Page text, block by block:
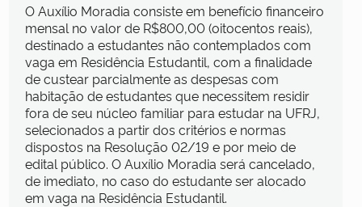
O Auxílio Moradia consiste em benefício financeiro
mensal no valor de R$800,00 (oitocentos reais),
destinado a estudantes não contemplados com
vaga em Residência Estudantil, com a finalidade
de custear parcialmente as despesas com
habitação de estudantes que necessitem residir
fora de seu núcleo familiar para estudar na UFRJ,
selecionados a partir dos critérios e normas
dispostos na Resolução 02/19 e por meio de
edital público. O Auxílio Moradia será cancelado,
de imediato, no caso do estudante ser alocado
em vaga na Residência Estudantil.